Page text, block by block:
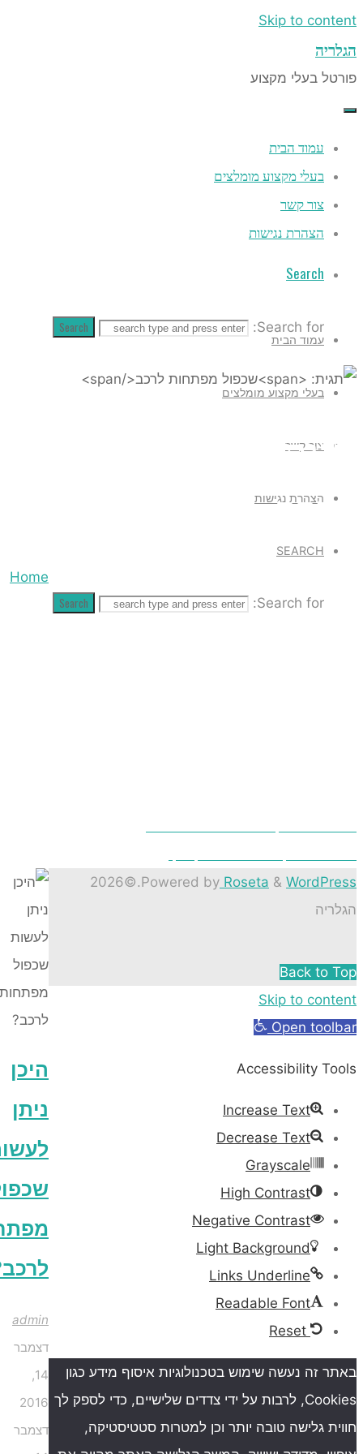
Skip to
בעלי מקצוע
עמוד הבית
בעלי מקצוע מומלצים
צור קשר
הצהרת נגישות
Search
Search for:
Search
עמוד הבית
בעלי מקצוע מומלצים
צור קשר
הצהרת נגישות
SEARCH
Search for:
Search
שכפול מפתחות
Posts
לעשות
שכפול
מפתחות
לרכב?
14,
2016
דצמבר
Powered byRoseta&
.
©2026
Back
Skip to
Open
Accessibility
Increase Text
Decrease Text
Grayscale
High Contrast
Negative Contrast
Light Background
Links Underline
Readable Font
Reset
נעשה שימוש בטכנולוגיות איסוף מידע כגון
Cookies, לרבות על ידי צדדים שלישיים, כדי לספק לך
גלישה טובה יותר וכן למטרות סטטיסטיקה,